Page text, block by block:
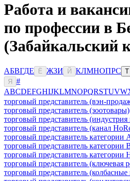
Работа и
по профессии в
(Забайкальский
АБВГДЕ Ё ЖЗИ Й КЛМНОПРС Т
Я
#
ABCDEFGHIJKLMNOPQRSTUVW
торговый представитель (вэн-
торговый представитель (зоотовары)
торговый представитель (индустрия
торговый представитель (канал
торговый представитель категории
торговый представитель категории
торговый представитель категории
торговый представитель (ключевая
торговый представитель (колбасные